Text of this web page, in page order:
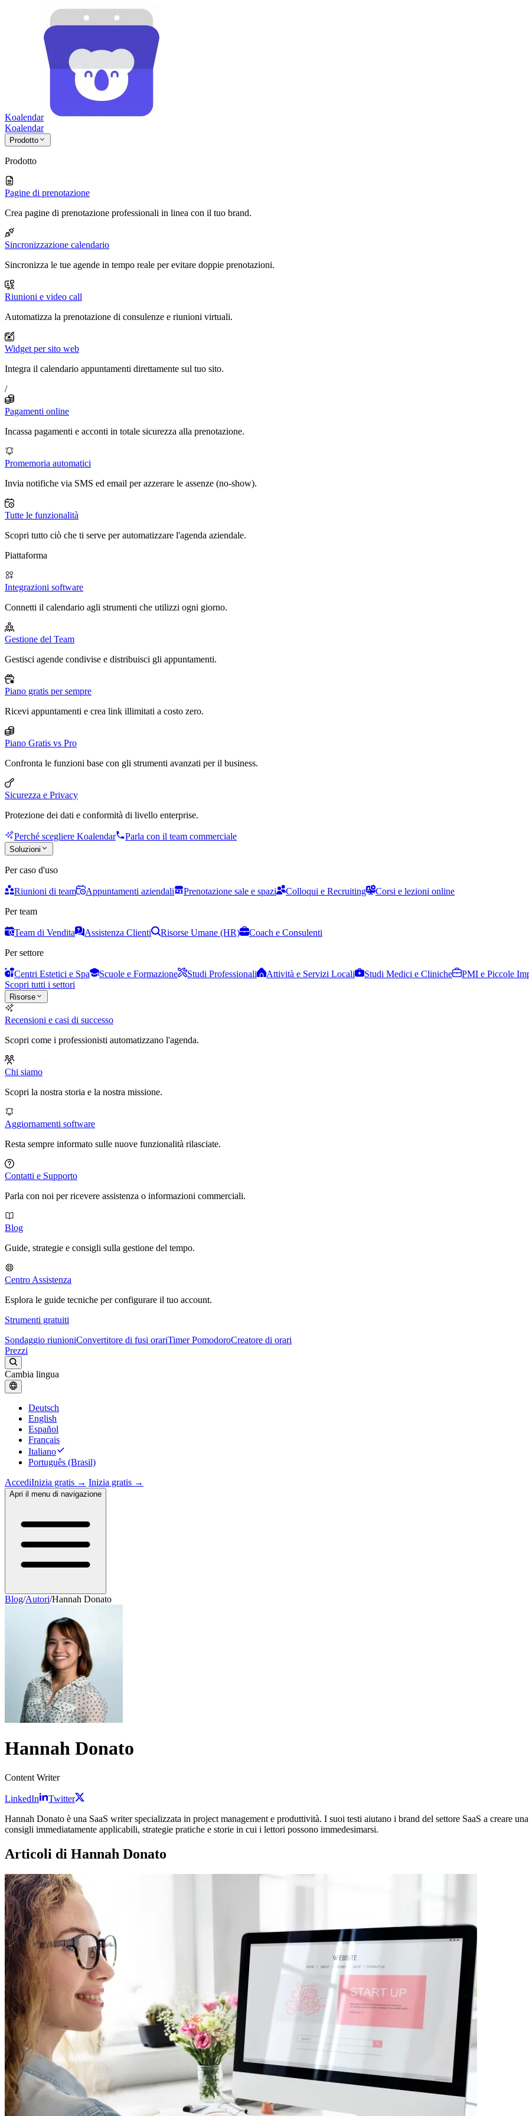
Koalendar
Koalendar
Prodotto
Prodotto
Pagine di prenotazione
Crea pagine di prenotazione professionali in linea con il tuo brand.
Sincronizzazione calendario
Sincronizza le tue agende in tempo reale per evitare doppie prenotazioni.
Riunioni e video call
Automatizza la prenotazione di consulenze e riunioni virtuali.
Widget per sito web
Integra il calendario appuntamenti direttamente sul tuo sito.
/
Pagamenti online
Incassa pagamenti e acconti in totale sicurezza alla prenotazione.
Promemoria automatici
Invia notifiche via SMS ed email per azzerare le assenze (no-show).
Tutte le funzionalità
Scopri tutto ciò che ti serve per automatizzare l'agenda aziendale.
Piattaforma
Integrazioni software
Connetti il calendario agli strumenti che utilizzi ogni giorno.
Gestione del Team
Gestisci agende condivise e distribuisci gli appuntamenti.
Piano gratis per sempre
Ricevi appuntamenti e crea link illimitati a costo zero.
Piano Gratis vs Pro
Confronta le funzioni base con gli strumenti avanzati per il business.
Sicurezza e Privacy
Protezione dei dati e conformità di livello enterprise.
Perché scegliere Koalendar Parla con il team commerciale
Soluzioni
Per caso d'uso
Riunioni di team Appuntamenti aziendali Prenotazione sale e spazi Colloqui e Recruiting
Corsi e lezioni online
Per team
Team di Vendita Assistenza Clienti Risorse Umane (HR)
Coach e Consulenti
Per settore
Centri Estetici e Spa Scuole e Formazione Studi Professionali Attività e Servizi Locali Studi Medici e Cliniche
PMI e Piccole
Scopri tutti i settori
Risorse
Recensioni e casi di successo
Scopri come i professionisti automatizzano l'agenda.
Chi siamo
Scopri la nostra storia e la nostra missione.
Aggiornamenti software
Resta sempre informato sulle nuove funzionalità rilasciate.
Contatti e Supporto
Parla con noi per ricevere assistenza o informazioni commerciali.
Blog
Guide, strategie e consigli sulla gestione del tempo.
Centro Assistenza
Esplora le guide tecniche per configurare il tuo account.
Strumenti gratuiti
Sondaggio riunioniConvertitore di fusi orariTimer PomodoroCreatore di orari
Prezzi
Cambia lingua
Deutsch
English
Español
Français
Italiano
Português (Brasil)
AccediInizia gratis → Inizia gratis →
Apri il menu di navigazione
Blog/Autori/Hannah Donato
Hannah Donato
Content Writer
LinkedIn
Twitter
Hannah Donato è una SaaS writer specializzata in project management e produttività. I suoi testi aiutano i brand del settore SaaS a creare
consigli immediatamente applicabili, strategie pratiche e storie in cui i lettori possono immedesimarsi.
Articoli di Hannah Donato